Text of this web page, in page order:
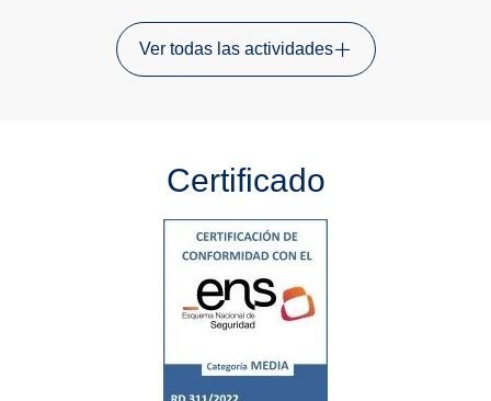
Ver todas las actividades
Certificado